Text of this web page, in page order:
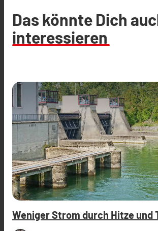
Das könnte Dich
interessieren
Weniger Strom durch Hitze und